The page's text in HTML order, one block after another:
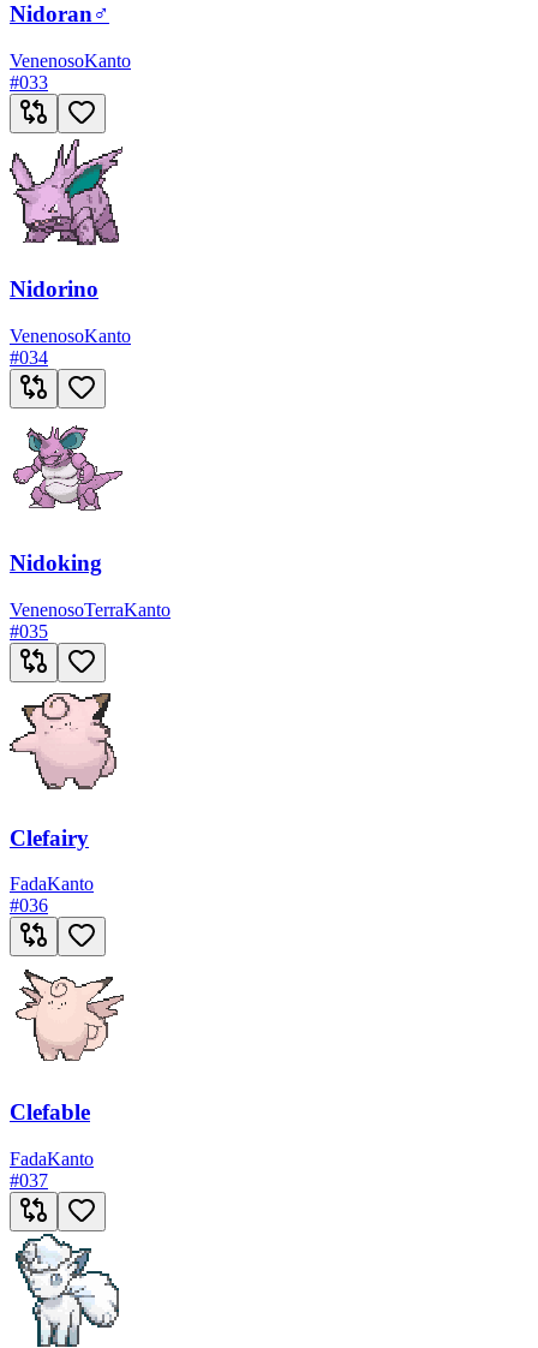
Nidoran♂
VenenosoKanto
#033
Nidorino
VenenosoKanto
#034
Nidoking
VenenosoTerraKanto
#035
Clefairy
FadaKanto
#036
Clefable
FadaKanto
#037